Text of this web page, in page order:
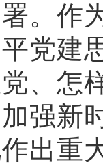
。作
党建
、怎
强新
出重